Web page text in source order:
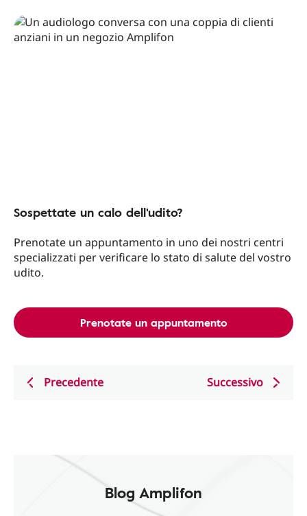
Sospettate un calo dell'udito?
Prenotate un appuntamento in uno dei nostri centri
specializzati per verificare lo stato di salute del vostro
udito.
Prenotate un appuntamento
Precedente Successivo
Blog Amplifon